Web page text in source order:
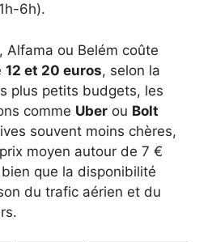
6h).
Alfama ou Belém coûte
12 et 20 euros, selon la
plus petits budgets, les
comme Uber ou Bolt
souvent moins chères,
moyen autour de 7 €
que la disponibilité
du trafic aérien et du